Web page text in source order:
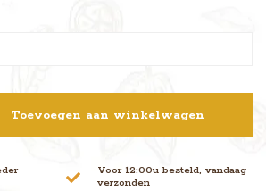
Toevoegen aan winkelwagen
Voor 12:00u besteld, vandaag
verzonden